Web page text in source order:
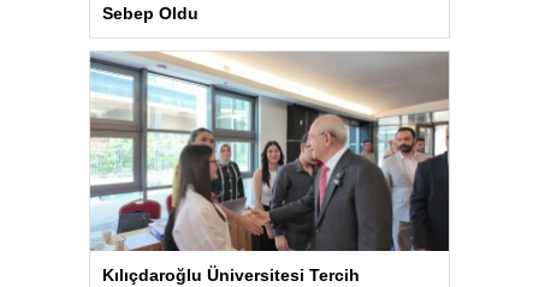
Sebep Oldu
Kılıçdaroğlu Üniversitesi Tercih